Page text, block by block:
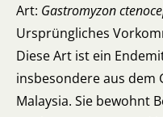
Art: Gastromyzon
Ursprüngliches
Diese Art ist ein
insbesondere aus dem
Malaysia. Sie bewohnt